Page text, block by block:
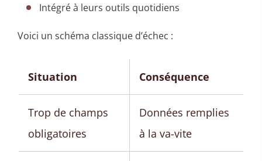
Intégré à leurs outils quotidiens
Voici un schéma classique d’échec :
Situation Conséquence
Trop de champs
obligatoires
Données remplies
à la va-vite